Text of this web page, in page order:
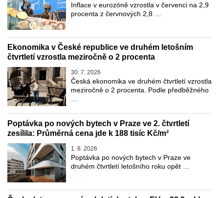
Inflace v eurozóně vzrostla v červenci na 2,9
procenta z červnových 2,8 …
Ekonomika v České republice ve druhém letošním
čtvrtletí vzrostla meziročně o 2 procenta
30. 7. 2026
Česká ekonomika ve druhém čtvrtletí vzrostla
meziročně o 2 procenta. Podle předběžného
Poptávka po nových bytech v Praze ve 2. čtvrtletí
zesílila: Průměrná cena jde k 188 tisíc Kč/m²
1. 8. 2026
Poptávka po nových bytech v Praze ve
druhém čtvrtletí letošního roku opět …